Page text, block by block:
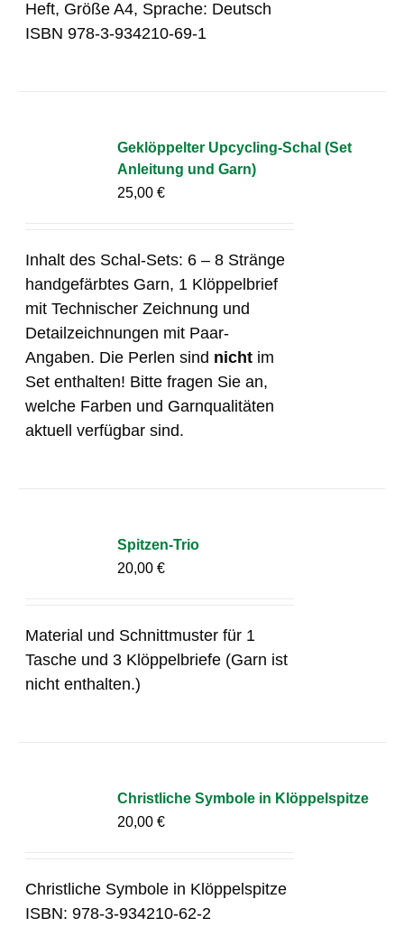
Heft, Größe A4, Sprache: Deutsch
ISBN 978-3-934210-69-1
Geklöppelter Upcycling-Schal (Set
Anleitung und Garn)
25,00€
Inhalt des Schal-Sets: 6 – 8 Stränge
handgefärbtes Garn, 1 Klöppelbrief
mit Technischer Zeichnung und
Detailzeichnungen mit Paar-
Angaben. Die Perlen sind nicht im
Set enthalten! Bitte fragen Sie an,
welche Farben und Garnqualitäten
aktuell verfügbar sind.
Spitzen-Trio
20,00€
Material und Schnittmuster für 1
Tasche und 3 Klöppelbriefe (Garn ist
nicht enthalten.)
Christliche Symbole in Klöppelspitze
20,00€
Christliche Symbole in Klöppelspitze
ISBN: 978-3-934210-62-2